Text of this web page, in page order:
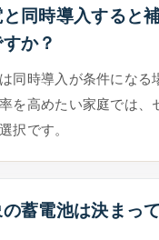
同時導入すると
か？
同時導入が条件になる
を高めたい家庭では、
択です。
蓄電池は決まっ